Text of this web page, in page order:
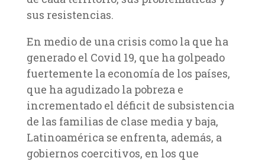
sus resistencias.
En medio de una crisis como la que ha
generado el Covid 19, que ha golpeado
fuertemente la economía de los países,
que ha agudizado la pobreza e
incrementado el déficit de subsistencia
de las familias de clase media y baja,
Latinoamérica se enfrenta, además, a
gobiernos coercitivos, en los que